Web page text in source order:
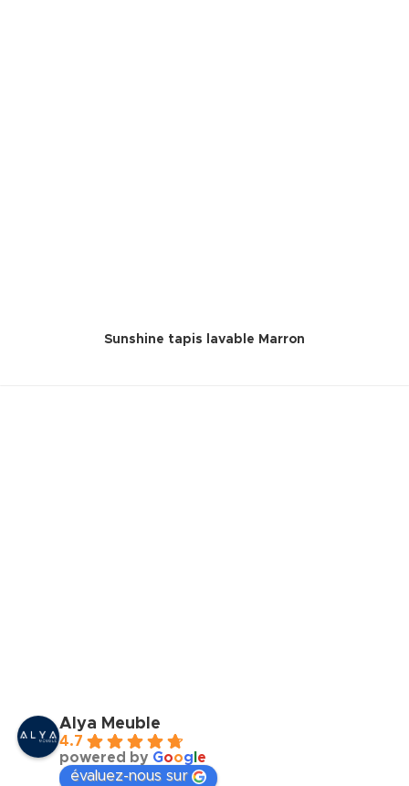
Sunshine tapis lavable Marron
Alya Meuble
4.7
powered by Goog e
évaluez-nous sur